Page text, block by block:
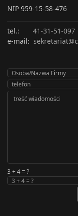
NIP 959-15-58-476
tel.: 41-31-51-097
e-mail:
3 + 4 = ?